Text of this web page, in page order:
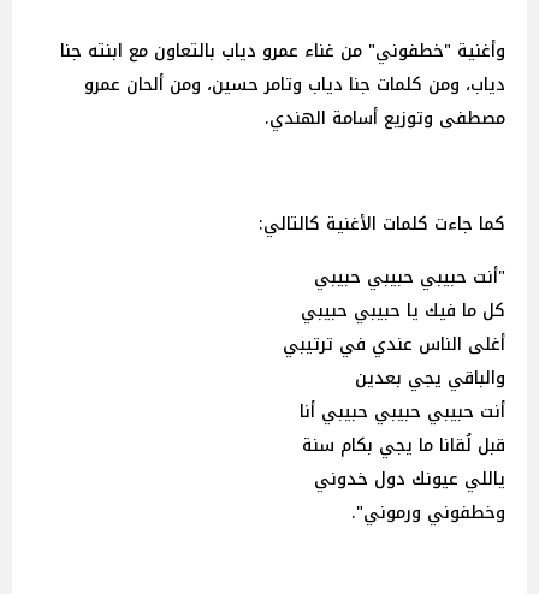
وأغنية "خطفوني" من غناء عمرو دياب بالتعاون مع ابنته جنا
دياب، ومن كلمات جنا دياب وتامر حسين، ومن ألحان عمرو
مصطفى وتوزيع أسامة الهندي.
كما جاءت كلمات الأغنية كالتالي:
"أنت حبيبي حبيبي حبيبي
كل ما فيك يا حبيبي حبيبي
أغلى الناس عندي في ترتيبي
والباقي يجي بعدين
أنت حبيبي حبيبي حبيبي أنا
قبل لُقانا ما يجي بكام سنة
ياللي عيونك دول خدوني
وخطفوني ورموني".